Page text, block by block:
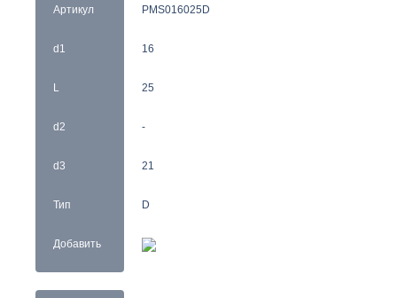
Артикул
d1
L
d2
d3
Тип
Добавить
PMS016025D
16
25
-
21
D